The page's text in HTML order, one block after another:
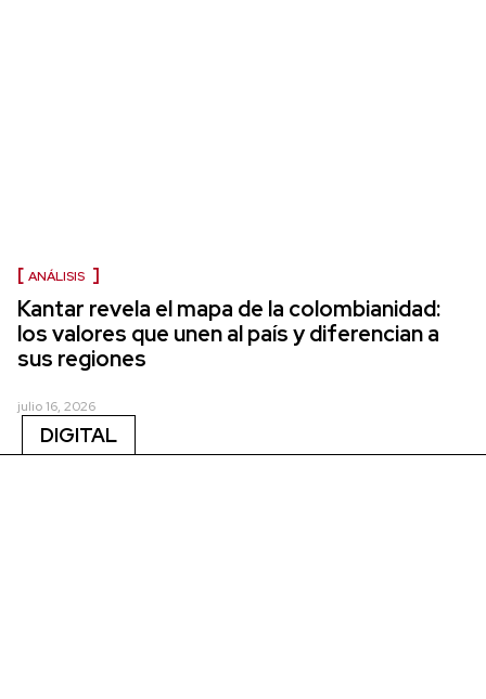
ANÁLISIS
Kantar revela el mapa de la colombianidad:
los valores que unen al país y diferencian a
sus regiones
julio 16, 2026
DIGITAL